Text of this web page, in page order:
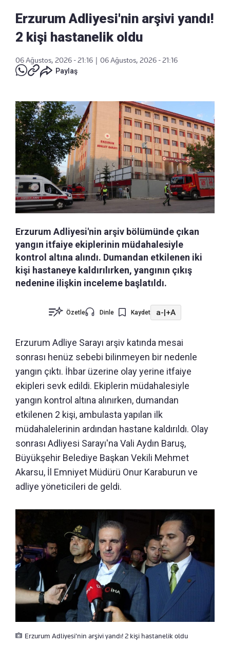
Erzurum Adliyesi'nin arşivi yandı!
2 kişi hastanelik oldu
06 Ağustos, 2026 - 21:16
06 Ağustos, 2026 - 21:16
Paylaş
Erzurum Adliyesi'nin arşiv bölümünde çıkan
yangın itfaiye ekiplerinin müdahalesiyle
kontrol altına alındı. Dumandan etkilenen iki
kişi hastaneye kaldırılırken, yangının çıkış
nedenine ilişkin inceleme başlatıldı.
Özetle Dinle Kaydet a-|+A
Erzurum Adliye Sarayı arşiv katında mesai
sonrası henüz sebebi bilinmeyen bir nedenle
yangın çıktı. İhbar üzerine olay yerine itfaiye
ekipleri sevk edildi. Ekiplerin müdahalesiyle
yangın kontrol altına alınırken, dumandan
etkilenen 2 kişi, ambulasta yapılan ilk
müdahalelerinin ardından hastane kaldırıldı. Olay
sonrası Adliyesi Sarayı'na Vali Aydın Baruş,
Büyükşehir Belediye Başkan Vekili Mehmet
Akarsu, İl Emniyet Müdürü Onur Karaburun ve
adliye yöneticileri de geldi.
Erzurum Adliyesi'nin arşivi yandı! 2 kişi hastanelik oldu